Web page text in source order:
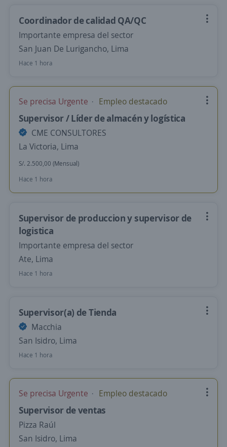
Coordinador de calidad QA/QC
Importante empresa del sector
San Juan De Lurigancho, Lima
Hace 1 hora
Se precisa Urgente Empleo destacado
Supervisor / Líder de almacén y logística
CME CONSULTORES
La Victoria, Lima
S/. 2.500,00 (Mensual)
Hace 1 hora
Supervisor de produccion y supervisor de
logistica
Importante empresa del sector
Ate, Lima
Hace 1 hora
Supervisor(a) de Tienda
Macchia
San Isidro, Lima
Hace 1 hora
Se precisa Urgente Empleo destacado
Supervisor de ventas
Pizza Raúl
San Isidro, Lima